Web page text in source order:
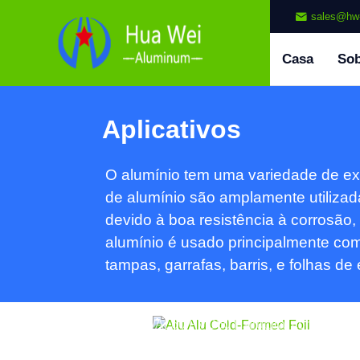
Casa
Aplicativos
O alumínio tem uma variedade de
de alumínio são amplamente
devido à boa resistência à
alumínio é usado principalmente
tampas, garrafas, barris, e folhas de
Alum
Alu Alu-formado a frio folha é um material
composto de alumínio composto de várias
camadas, geralmente composto de camadas
polivinil (PVC), como NY25/AL45/PVC60 ou
NY25/AL60/PVC60 Estrutura, com uma
Folhas de alumínio para